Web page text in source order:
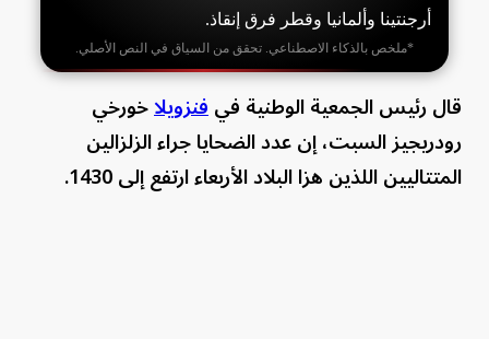
أرجنتينا وألمانيا وقطر فرق إنقاذ.
*ملخص بالذكاء الاصطناعي. تحقق من السياق في النص الأصلي.
قال رئيس الجمعية الوطنية فيفنزويلاخورخي
رودريجيز السبت، إن عدد الضحايا جراء الزلزالين
المتتاليين اللذين هزا البلاد الأربعاء ارتفع إلى 1430.